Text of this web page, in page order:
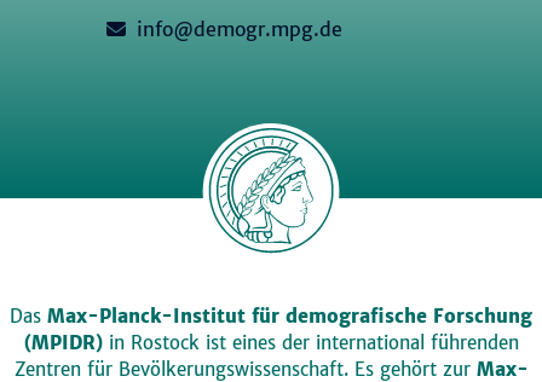
info@demogr.mpg.de
Das Max-Planck-Institut für demografische Forschung
(MPIDR)in Rostock ist eines der international führenden
Zentren für Bevölkerungswissenschaft. Es gehört zur Max-